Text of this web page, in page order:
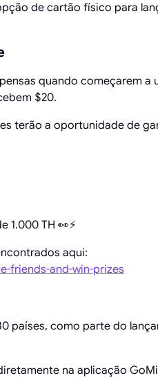
de cartão físico para
quando começarem a
$20.
terão a oportunidade de
1.000 TH 👀⚡
aqui:
friends-and-win-prizes
países, como parte do
na aplicação